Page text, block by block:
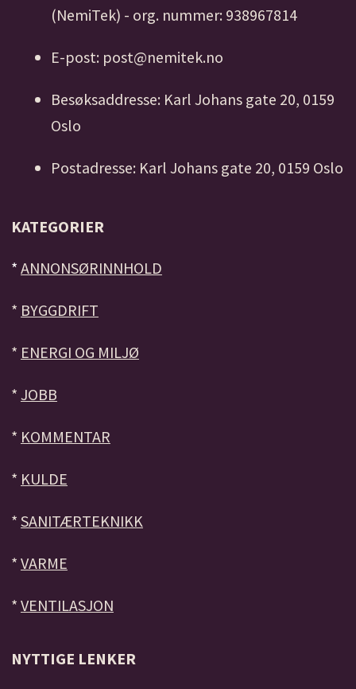
(NemiTek) - org. nummer: 938967814
E-post: post@nemitek.no
Besøksaddresse: Karl Johans gate 20, 0159
Oslo
Postadresse: Karl Johans gate 20, 0159 Oslo
KATEGORIER
* ANNONSØRINNHOLD
* BYGGDRIFT
* ENERGI OG MILJØ
* JOBB
* KOMMENTAR
* KULDE
* SANITÆRTEKNIKK
* VARME
* VENTILASJON
NYTTIGE LENKER